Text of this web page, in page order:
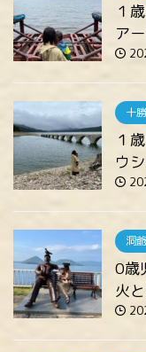
１
ア
十勝
１
ウ
洞
0歳
火